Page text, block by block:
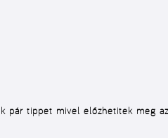
pár tippet mivel előzhetitek meg